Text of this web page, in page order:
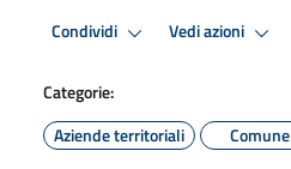
Condividi Vedi azioni
Categorie:
Aziende territoriali
Comune